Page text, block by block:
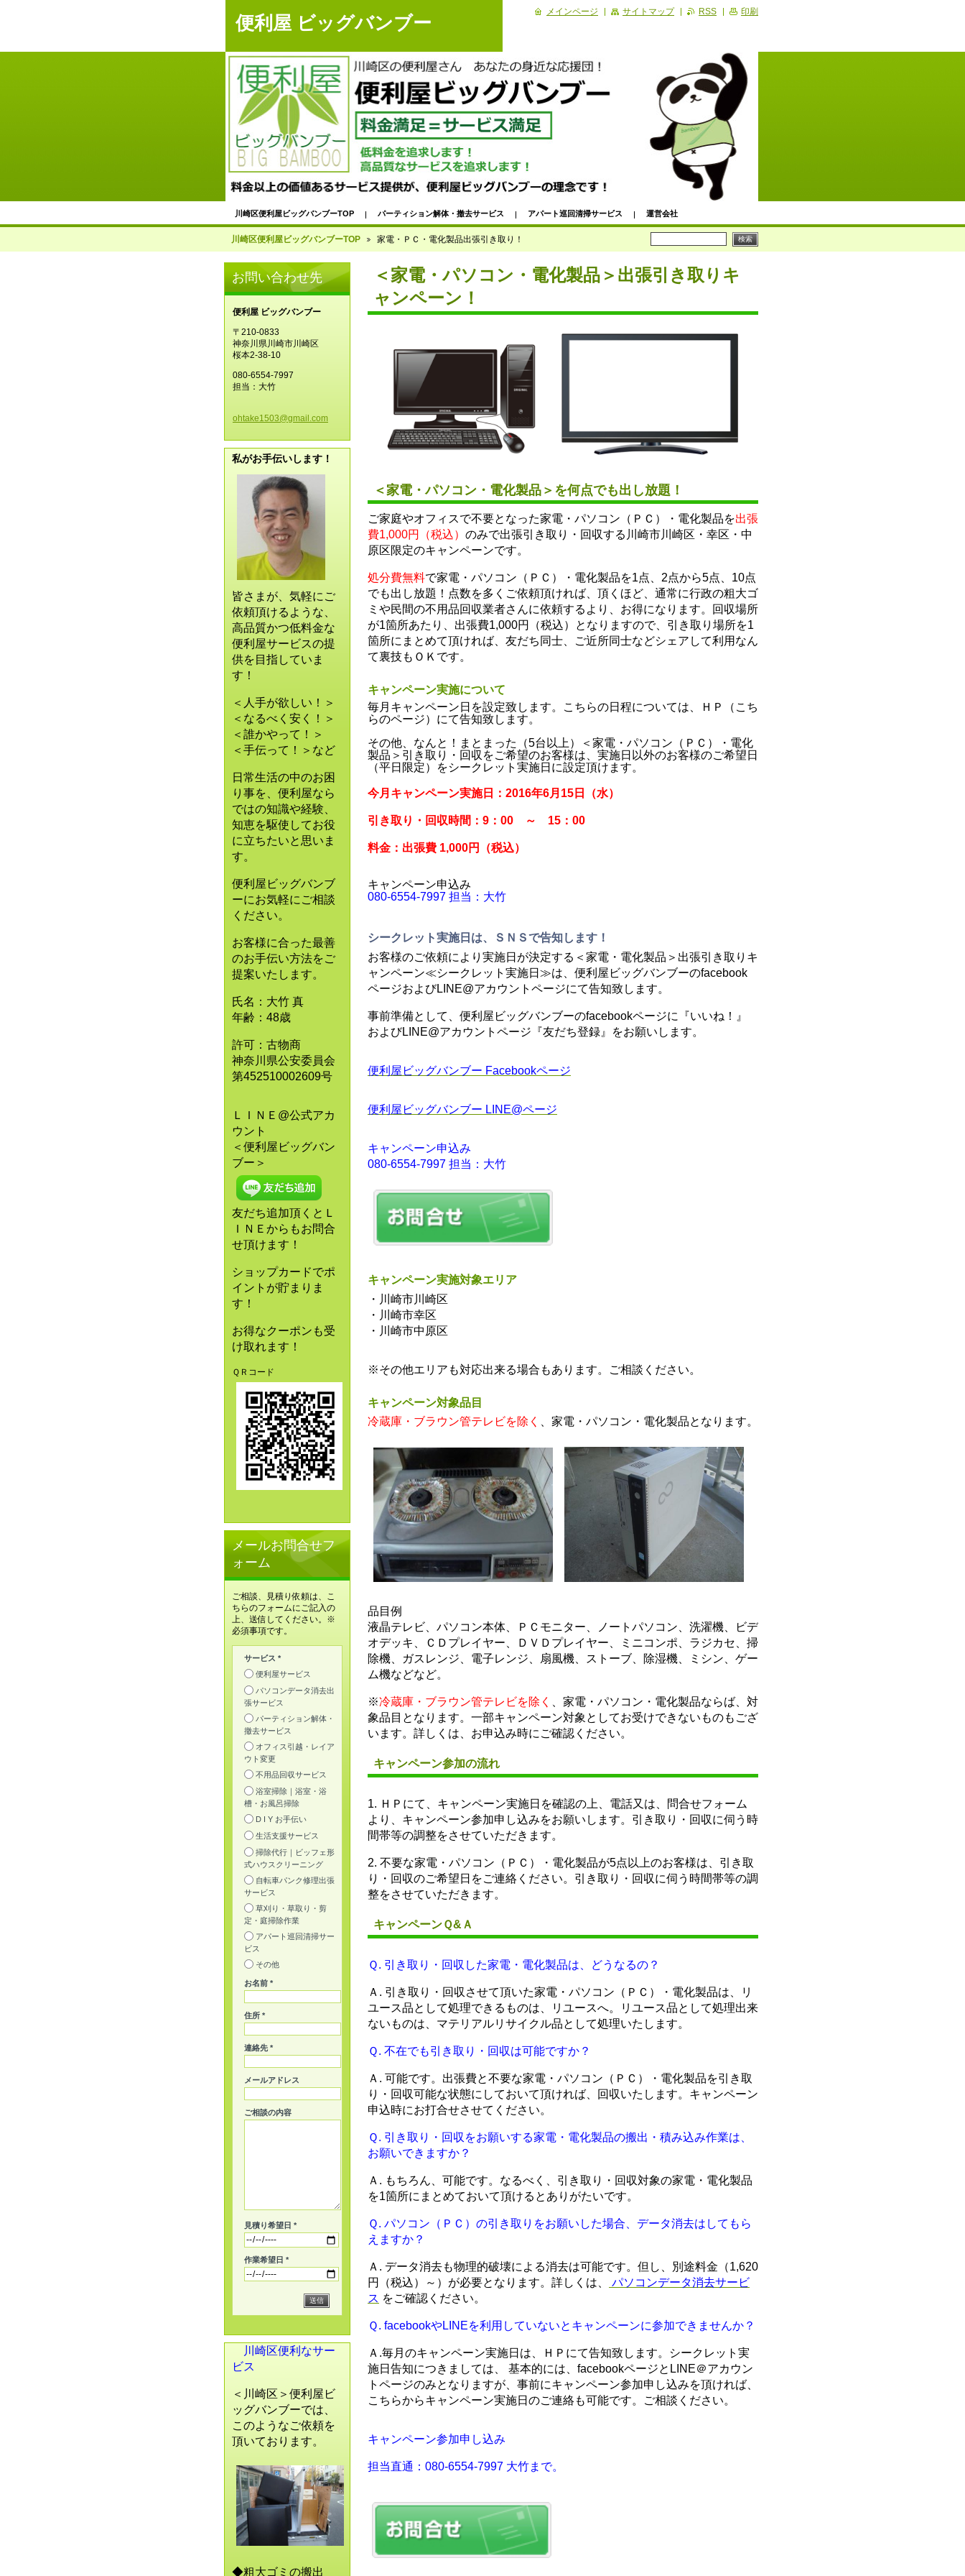
便利屋 ビッグバンブー
川崎区便利屋ビッグバンブーTOP パーティション解体・撤去サービス アパート巡回清掃サービス 運営会社
不用品回収サービス 家電・ＰＣ・電化製品出張引き取り！ パソコンデータ消去出張サービス
＜川崎区＞掃除代行サービス｜ビッフェ形式ハウスクリーニング
草刈り・草取り・庭掃除｜代行サービス 浴室掃除｜浴室・浴槽・お風呂掃除代行サービス 【川崎市川崎区】生活支援サービス
川崎区便利屋ビッグバンブーTOP 家電・ＰＣ・電化製品出張引き取り！
＜家電・パソコン・電化製品＞出張引き取りキ
ャンペーン！
＜家電・パソコン・電化製品＞を何点でも出し放題！
ご家庭やオフィスで不要となった家電・パソコン（ＰＣ）・電化製品を出張
費1,000円（税込） のみで出張引き取り・回収する川崎市川崎区・幸区・中
原区限定のキャンペーンです。
処分費無料で家電・パソコン（ＰＣ）・電化製品を1点、2点から5点、10点
でも出し放題！点数を多くご依頼頂ければ、頂くほど、通常に行政の粗大ゴ
ミや民間の不用品回収業者さんに依頼するより、お得になります。回収場所
が1箇所あたり、出張費1,000円（税込）となりますので、引き取り場所を1
箇所にまとめて頂ければ、友だち同士、ご近所同士などシェアして利用なん
て裏技もＯＫです。
キャンペーン実施について
毎月キャンペーン日を設定致します。こちらの日程については、ＨＰ（こち
らのページ）にて告知致します。
その他、なんと！まとまった（5台以上）＜家電・パソコン（ＰＣ）・電化
製品＞引き取り・回収をご希望のお客様は、実施日以外のお客様のご希望日
（平日限定）をシークレット実施日に設定頂けます。
今月キャンペーン実施日：2016年6月15日（水）
引き取り・回収時間：9：00 ～ 15：00
料金：出張費 1,000円（税込）
キャンペーン申込み
080-6554-7997 担当：大竹
シークレット実施日は、ＳＮＳで告知します！
お客様のご依頼により実施日が決定する＜家電・電化製品＞出張引き取りキ
ャンペーン≪シークレット実施日≫は、便利屋ビッグバンブーのfacebook
ページおよびLINE@アカウントページにて告知致します。
事前準備として、便利屋ビッグバンブーのfacebookページに『いいね！』
およびLINE@アカウントページ『友だち登録』をお願いします。
便利屋ビッグバンブー Facebookページ
便利屋ビッグバンブー LINE@ページ
キャンペーン申込み
080-6554-7997 担当：大竹
キャンペーン実施対象エリア
・川崎市川崎区
・川崎市幸区
・川崎市中原区
※その他エリアも対応出来る場合もあります。ご相談ください。
キャンペーン対象品目
冷蔵庫・ブラウン管テレビを除く 、家電・パソコン・電化製品となります。
品目例
液晶テレビ、パソコン本体、ＰＣモニター、ノートパソコン、洗濯機、ビデ
オデッキ、ＣＤプレイヤー、ＤＶＤプレイヤー、ミニコンポ、ラジカセ、掃
除機、ガスレンジ、電子レンジ、扇風機、ストーブ、除湿機、ミシン、ゲー
ム機などなど。
※冷蔵庫・ブラウン管テレビを除く 、家電・パソコン・電化製品ならば、対
象品目となります。一部キャンペーン対象としてお受けできないものもござ
います。詳しくは、お申込み時にご確認ください。
キャンペーン参加の流れ
1. ＨＰにて、キャンペーン実施日を確認の上、電話又は、問合せフォーム
より、キャンペーン参加申し込みをお願いします。引き取り・回収に伺う時
間帯等の調整をさせていただきます。
2. 不要な家電・パソコン（ＰＣ）・電化製品が5点以上のお客様は、引き取
り・回収のご希望日をご連絡ください。引き取り・回収に伺う時間帯等の調
整をさせていただきます。
キャンペーンＱ&Ａ
Ｑ. 引き取り・回収した家電・電化製品は、どうなるの？
Ａ. 引き取り・回収させて頂いた家電・パソコン（ＰＣ）・電化製品は、リ
ユース品として処理できるものは、リユースへ。リユース品として処理出来
ないものは、マテリアルリサイクル品として処理いたします。
Ｑ. 不在でも引き取り・回収は可能ですか？
Ａ. 可能です。出張費と不要な家電・パソコン（ＰＣ）・電化製品を引き取
り・回収可能な状態にしておいて頂ければ、回収いたします。キャンペーン
申込時にお打合せさせてください。
Ｑ. 引き取り・回収をお願いする家電・電化製品の搬出・積み込み作業は、
お願いできますか？
Ａ. もちろん、可能です。なるべく、引き取り・回収対象の家電・電化製品
を1箇所にまとめておいて頂けるとありがたいです。
Ｑ. パソコン（ＰＣ）の引き取りをお願いした場合、データ消去はしてもら
えますか？
Ａ. データ消去も物理的破壊による消去は可能です。但し、別途料金（1,620
円（税込）～）が必要となります。詳しくは、
パソコンデータ消去サービ
ス をご確認ください。
Ｑ. facebookやLINEを利用していないとキャンペーンに参加できませんか？
Ａ.毎月のキャンペーン実施日は、ＨＰにて告知致します。シークレット実
施日告知につきましては、 基本的には、facebookページとLINE＠アカウン
トページのみとなりますが、事前にキャンペーン参加申し込みを頂ければ、
こちらからキャンペーン実施日のご連絡も可能です。ご相談ください。
キャンペーン参加申し込み
担当直通：080-6554-7997 大竹まで。
お問い合わせ先
便利屋 ビッグバンブー
〒210-0833
神奈川県川崎市川崎区
桜本2-38-10
080-6554-7997
担当：大竹
ohtake1503@gmail .com
私がお手伝いします！
皆さまが、気軽にご
依頼頂けるような、
高品質かつ低料金な
便利屋サービスの提
供を目指していま
す！
＜人手が欲しい！＞
＜なるべく安く！＞
＜誰かやって！＞
＜手伝って！＞など
日常生活の中のお困
り事を、便利屋なら
ではの知識や経験、
知恵を駆使してお役
に立ちたいと思いま
す。
便利屋ビッグバンブ
ーにお気軽にご相談
ください。
お客様に合った最善
のお手伝い方法をご
提案いたします。
氏名：大竹 真
年齢：48歳
許可：古物商
神奈川県公安委員会
第452510002609号
ＬＩＮＥ@公式アカ
ウント
＜便利屋ビッグバン
ブー＞
友だち追加頂くとＬ
ＩＮＥからもお問合
せ頂けます！
ショップカードでポ
イントが貯まりま
す！
お得なクーポンも受
け取れます！
ＱＲコード
メールお問合せフ
ォーム
ご相談、見積り依頼は、こ
ちらのフォームにご記入の
上、送信してください。※
必須事項です。
サービス *
便利屋サービス
パソコンデータ消去出
張サービス
パーティション解体・
撤去サービス
オフィス引越・レイア
ウト変更
不用品回収サービス
浴室掃除｜浴室・浴
槽・お風呂掃除
D I Y お手伝い
生活支援サービス
掃除代行｜ビッフェ形
式ハウスクリーニング
自転車パンク修理出張
サービス
草刈り・草取り・剪
定・庭掃除作業
アパート巡回清掃サー
ビス
その他
お名前 *
住所 *
連絡先 *
メールアドレス
ご相談の内容
見積り希望日 *
作業希望日 *
川崎区便利なサー
ビス
＜川崎区＞便利屋ビ
ッグバンブーでは、
このようなご依頼を
頂いております。
◆粗大ゴミの搬出
メインページ サイトマップ RSS 印刷